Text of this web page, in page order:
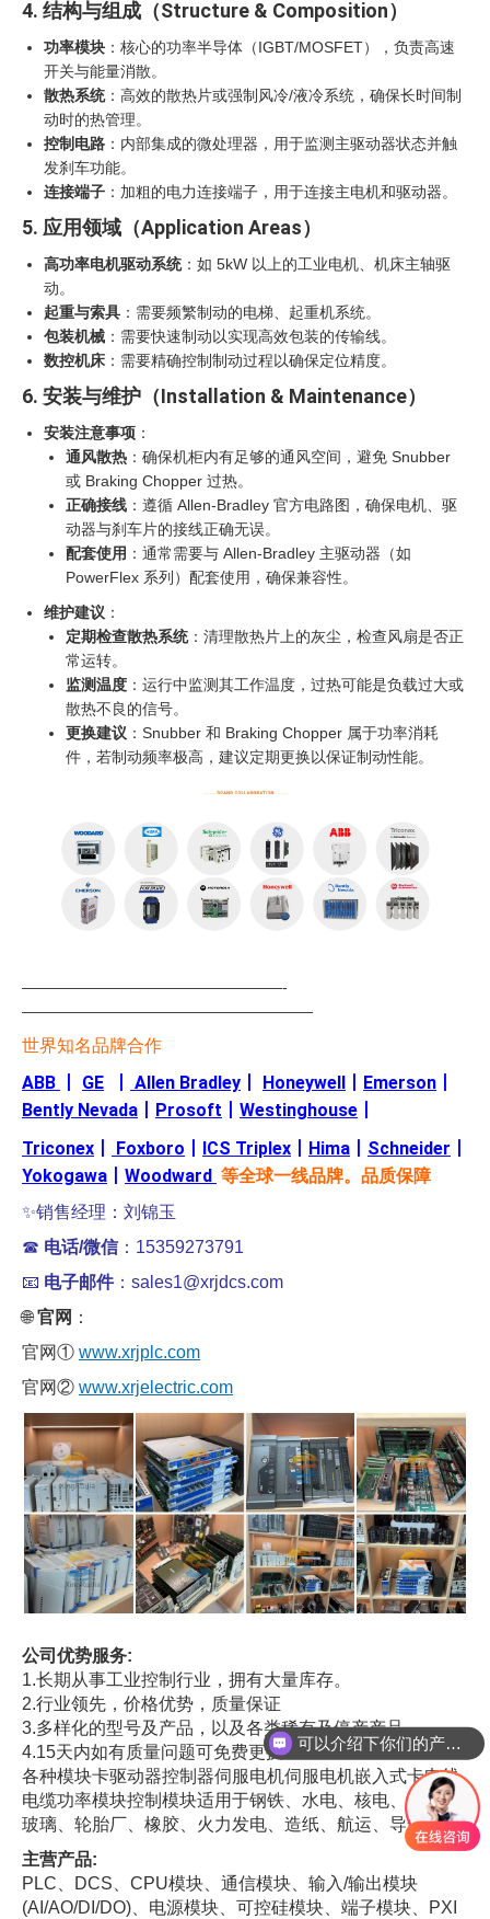
4. 结构与组成（Structure & Composition）
功率模块 ：核心的功率半导体（IGBT/MOSFET），负责高速
开关与能量消散。
散热系统：高效的散热片或强制风冷/液冷系统，确保长时间制
动时的热管理。
控制电路 ：内部集成的微处理器，用于监测主驱动器状态并触
发刹车功能。
连接端子 ：加粗的电力连接端子，用于连接主电机和驱动器。
5. 应用领域（Application Areas）
高功率电机驱动系统：如 5kW 以上的工业电机、机床主轴驱
动。
起重与索具 ：需要频繁制动的电梯、起重机系统。
包装机械 ：需要快速制动以实现高效包装的传输线。
数控机床 ：需要精确控制制动过程以确保定位精度。
6. 安装与维护（Installation & Maintenance）
安装注意事项 ：
通风散热 ：确保机柜内有足够的通风空间，避免 Snubber
或 Braking Chopper 过热。
正确接线 ：遵循 Allen-Bradley 官方电路图，确保电机、驱
动器与刹车片的接线正确无误。
配套使用 ：通常需要与 Allen-Bradley 主驱动器（如
PowerFlex 系列）配套使用，确保兼容性。
维护建议 ：
定期检查散热系统：清理散热片上的灰尘，检查风扇是否正
常运转。
监测温度 ：运行中监测其工作温度，过热可能是负载过大或
散热不良的信号。
更换建议 ：Snubber 和 Braking Chopper 属于功率消耗
件，若制动频率极高，建议定期更换以保证制动性能。
—————————————————-
———————————————————
世界知名品牌合作
ABB GE Allen Bradley Honeywell Emerson
Bently Nevada
Prosoft Westinghouse
Triconex
Foxboro ICS Triplex Hima Schneider
Yokogawa
Woodward 等全球一线品牌。品质保障
✨销售经理：刘锦玉
☎ 电话/微信：15359273791
📧 电子邮件：sales1@xrjdcs.com
🌐官网 ：
官网① www.xrjplc.com
官网② www.xrjelectric.com
公司优势服务:
1.长期从事工业控制行业，拥有大量库存。
2.行业领先，价格优势，质量保证
3.多样化的型号及产品，以及各类稀有及停产产品
4.15天内如有质量问题可免费更换
各种模块卡驱动器控制器伺服电机伺服电机嵌入式卡电线
电缆功率模块控制模块适用于钢铁、水电、核电、发电、
玻璃、轮胎厂、橡胶、火力发电、造纸、航运、导航等
主营产品:
PLC、DCS、CPU模块、通信模块、输入/输出模块
(AI/AO/DI/DO)、电源模块、可控硅模块、端子模块、PXI
你们是怎么收费的呢